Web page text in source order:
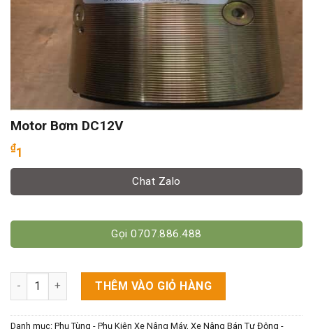
Motor Bơm DC12V
₫1
Chat Zalo
Gọi 0707.886.488
Motor Bơm DC12V số lượngTHÊM VÀO GIỎ HÀNG
Danh mục: Phụ Tùng - Phụ Kiện Xe Nâng Máy, Xe Nâng Bán Tự Động -